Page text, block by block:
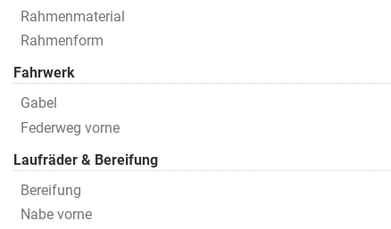
Rahmenmaterial
Rahmenform
Fahrwerk
Gabel
Federweg vorne
Laufräder & Bereifung
Bereifung
Nabe vorne